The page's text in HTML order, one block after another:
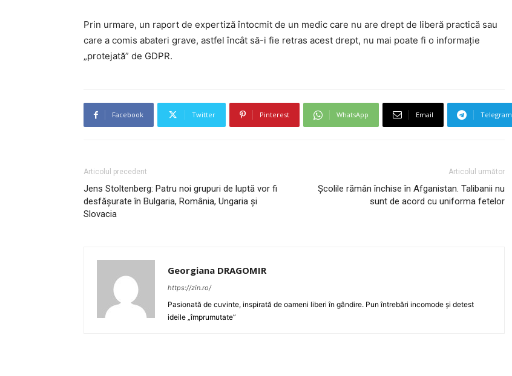
Prin urmare, un raport de expertiză întocmit de un medic care nu are drept de liberă practică sau
care a comis abateri grave, astfel încât să-i fie retras acest drept, nu mai poate fi o informație
„protejată” de GDPR.
Facebook Twitter Pinterest WhatsApp Email Telegram
Articolul precedent
Jens Stoltenberg: Patru noi grupuri de luptă vor fi
desfăşurate în Bulgaria, România, Ungaria şi
Slovacia
Articolul următor
Școlile rămân închise în Afganistan. Talibanii nu
sunt de acord cu uniforma fetelor
Georgiana DRAGOMIR
https://zin.ro/
Pasionată de cuvinte, inspirată de oameni liberi în gândire. Pun întrebări incomode și detest
ideile „împrumutate”